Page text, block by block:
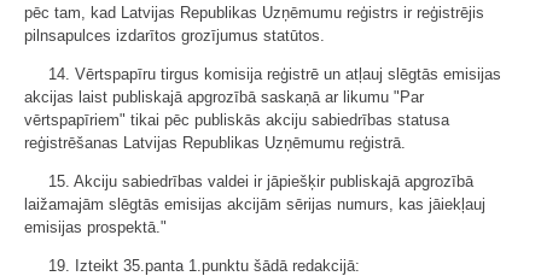
pēc tam, kad Latvijas Republikas Uzņēmumu reģistrs ir reģistrējis
pilnsapulces izdarītos grozījumus statūtos.
14. Vērtspapīru tirgus komisija reģistrē un atļauj slēgtās emisijas
akcijas laist publiskajā apgrozībā saskaņā ar likumu "Par
vērtspapīriem" tikai pēc publiskās akciju sabiedrības statusa
reģistrēšanas Latvijas Republikas Uzņēmumu reģistrā.
15. Akciju sabiedrības valdei ir jāpiešķir publiskajā apgrozībā
laižamajām slēgtās emisijas akcijām sērijas numurs, kas jāiekļauj
emisijas prospektā."
19. Izteikt 35.panta 1.punktu šādā redakcijā: